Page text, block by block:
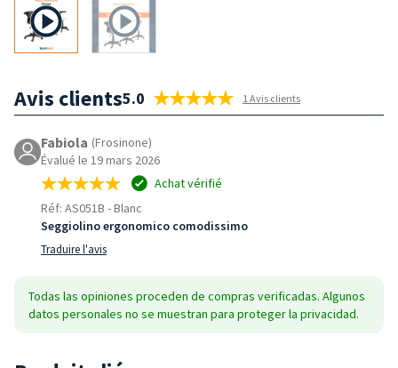
Avis clients5.0 1 Avis clients
Fabiola (Frosinone)
Évalué le 19 mars 2026
Achat vérifié
Réf: AS051B -Blanc
Seggiolino ergonomico comodissimo
Traduire l'avis
Todas las opiniones proceden de compras verificadas. Algunos
datos personales no se muestran para proteger la privacidad.